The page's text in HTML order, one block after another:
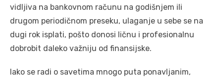
vidljiva na bankovnom računu na godišnjem ili
drugom periodičnom preseku, ulaganje u sebe se na
dugi rok isplati, pošto donosi ličnu i profesionalnu
dobrobit daleko važniju od finansijske.
Iako se radi o savetima mnogo puta ponavljanim,